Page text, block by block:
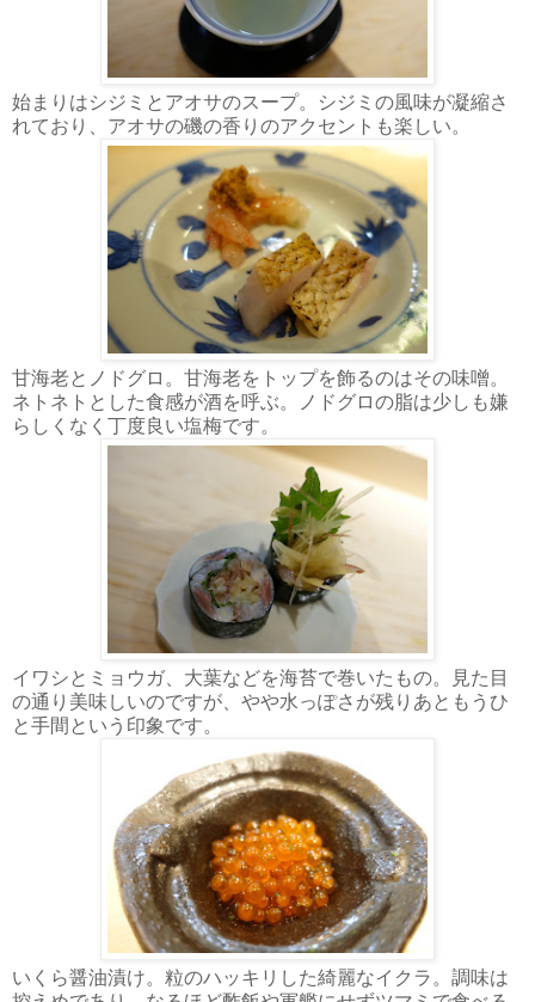
始まりはシジミとアオサのスープ。シジミの風味が凝縮さ
れており、アオサの磯の香りのアクセントも楽しい。
甘海老とノドグロ。甘海老をトップを飾るのはその味噌。
ネトネトとした食感が酒を呼ぶ。ノドグロの脂は少しも嫌
らしくなく丁度良い塩梅です。
イワシとミョウガ、大葉などを海苔で巻いたもの。見た目
の通り美味しいのですが、やや水っぽさが残りあともうひ
と手間という印象です。
いくら醤油漬け。粒のハッキリした綺麗なイクラ。調味は